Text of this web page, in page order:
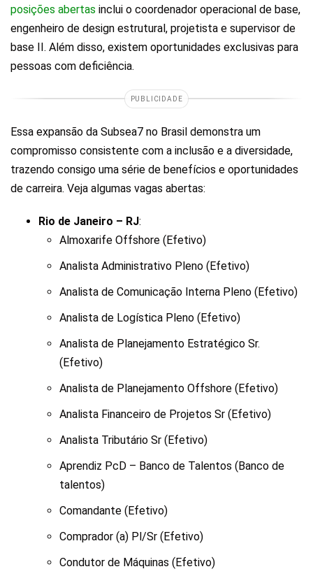
posições abertas inclui o coordenador operacional de base,
engenheiro de design estrutural, projetista e supervisor de
base II. Além disso, existem oportunidades exclusivas para
pessoas com deficiência.
PUBLICIDADE
Essa expansão da Subsea7 no Brasil demonstra um
compromisso consistente com a inclusão e a diversidade,
trazendo consigo uma série de benefícios e oportunidades
de carreira. Veja algumas vagas abertas:
Rio de Janeiro – RJ:
Almoxarife Offshore (Efetivo)
Analista Administrativo Pleno (Efetivo)
Analista de Comunicação Interna Pleno (Efetivo)
Analista de Logística Pleno (Efetivo)
Analista de Planejamento Estratégico Sr.
(Efetivo)
Analista de Planejamento Offshore (Efetivo)
Analista Financeiro de Projetos Sr (Efetivo)
Analista Tributário Sr (Efetivo)
Aprendiz PcD – Banco de Talentos (Banco de
talentos)
Comandante (Efetivo)
Comprador (a) Pl/Sr (Efetivo)
Condutor de Máquinas (Efetivo)